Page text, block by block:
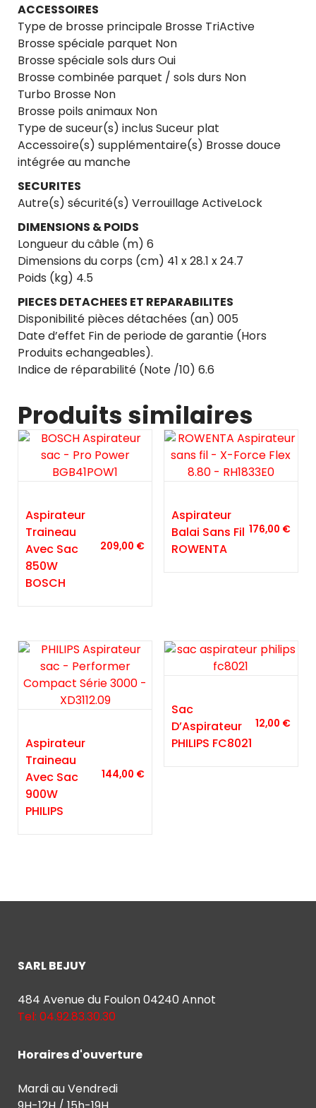
ACCESSOIRES
Type de brosse principale Brosse TriActive
Brosse spéciale parquet Non
Brosse spéciale sols durs Oui
Brosse combinée parquet / sols durs Non
Turbo Brosse Non
Brosse poils animaux Non
Type de suceur(s) inclus Suceur plat
Accessoire(s) supplémentaire(s) Brosse douce
intégrée au manche
SECURITES
Autre(s) sécurité(s) Verrouillage ActiveLock
DIMENSIONS & POIDS
Longueur du câble (m) 6
Dimensions du corps (cm) 41 x 28.1 x 24.7
Poids (kg) 4.5
PIECES DETACHEES ET REPARABILITES
Disponibilité pièces détachées (an) 005
Date d’effet Fin de periode de garantie (Hors
Produits echangeables).
Indice de réparabilité (Note /10) 6.6
Produits similaires
Aspirateur
Traineau
Avec Sac
850W
BOSCH
209,00 €
Aspirateur
Balai Sans Fil
ROWENTA
176,00 €
Aspirateur
Traineau
Avec Sac
900W
PHILIPS
144,00 €
Sac
D’Aspirateur
PHILIPS FC8021
12,00 €
SARL BEJUY
484 Avenue du Foulon 04240 Annot
Tel: 04.92.83.30.30
Horaires d'ouverture
Mardi au Vendredi